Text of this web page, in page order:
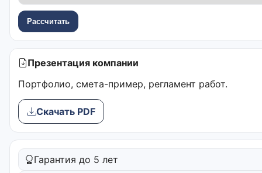
Рассчитать
Презентация компании
Портфолио, смета-пример, регламент работ.
Скачать PDF
Гарантия до 5 лет